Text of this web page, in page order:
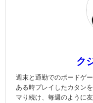
ク
週末と通勤でのボードゲ
ある時プレイしたカタン
マり続け、毎週のように